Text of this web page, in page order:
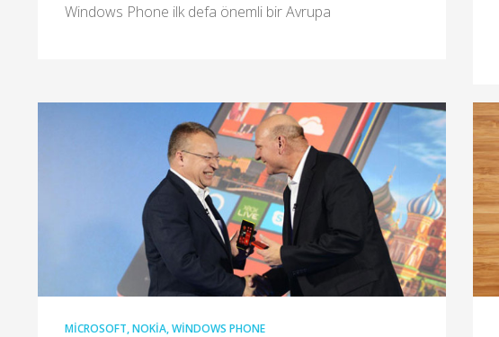
Windows Phone ilk defa önemli bir Avrupa
MICROSOFT,NOKIA,WINDOWS PHONE